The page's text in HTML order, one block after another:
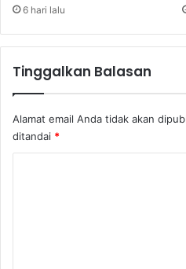
o
o
u
V
e
h
6 hari lalu
Tinggalkan Balasan
Alamat email Anda tidak akan
ditandai *